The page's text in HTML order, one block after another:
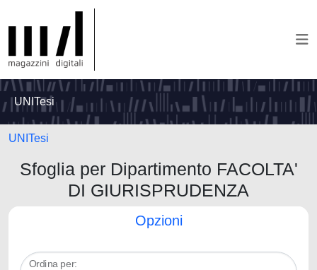
UNITesi
UNITesi
Sfoglia per Dipartimento FACOLTA'
DI GIURISPRUDENZA
Opzioni
Ordina per: